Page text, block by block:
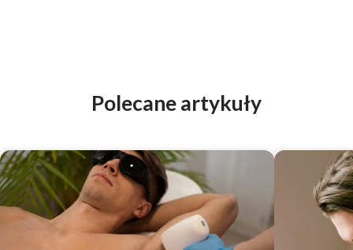
Polecane artykuły